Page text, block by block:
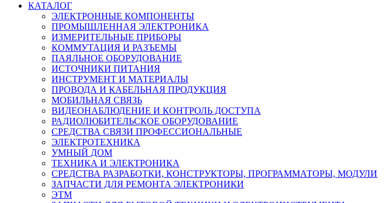
КАТАЛОГ
ЭЛЕКТРОННЫЕ КОМПОНЕНТЫ
ПРОМЫШЛЕННАЯ ЭЛЕКТРОНИКА
ИЗМЕРИТЕЛЬНЫЕ ПРИБОРЫ
КОММУТАЦИЯ И РАЗЪЕМЫ
ПАЯЛЬНОЕ ОБОРУДОВАНИЕ
ИСТОЧНИКИ ПИТАНИЯ
ИНСТРУМЕНТ И МАТЕРИАЛЫ
ПРОВОДА И КАБЕЛЬНАЯ ПРОДУКЦИЯ
МОБИЛЬНАЯ СВЯЗЬ
ВИДЕОНАБЛЮДЕНИЕ И КОНТРОЛЬ ДОСТУПА
РАДИОЛЮБИТЕЛЬСКОЕ ОБОРУДОВАНИЕ
СРЕДСТВА СВЯЗИ ПРОФЕССИОНАЛЬНЫЕ
ЭЛЕКТРОТЕХНИКА
УМНЫЙ ДОМ
ТЕХНИКА И ЭЛЕКТРОНИКА
СРЕДСТВА РАЗРАБОТКИ, КОНСТРУКТОРЫ, ПРОГРАММАТОРЫ, МОДУЛИ
ЗАПЧАСТИ ДЛЯ РЕМОНТА ЭЛЕКТРОНИКИ
ЭТМ